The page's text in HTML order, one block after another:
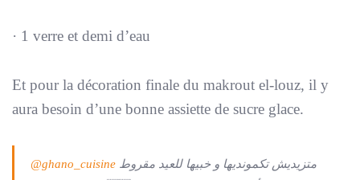
· 1 verre et demi d’eau
Et pour la décoration finale du makrout el-louz, il y
aura besoin d’une bonne assiette de sucre glace.
@ghano_cuisine